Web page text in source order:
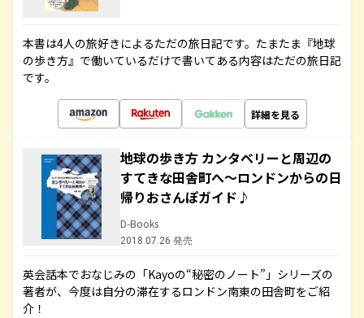
本書は4人の旅好きによるただの旅日記です。たまたま『地球
の歩き方』で働いているだけで書いてある内容はただの旅日記
です。
詳細を見る
地球の歩き方 カンタベリーと周辺の
すてきな田舎町へ～ロンドンからの日
帰りおさんぽガイド♪
D-Books
2018.07.26 発売
英会話本でおなじみの「Kayoの“秘密のノート”」シリーズの
著者が、今度は自分の滞在するロンドン南東の田舎町をご紹
介！